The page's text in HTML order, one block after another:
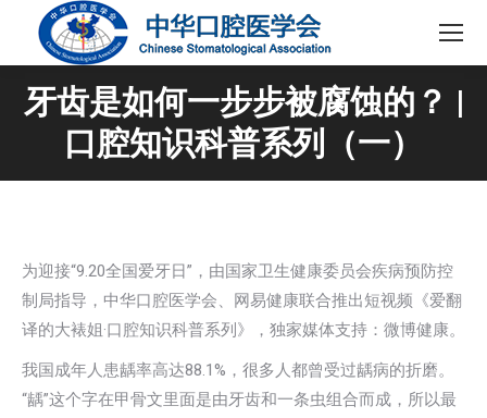
牙齿是如何一步步被腐蚀的？ |
口腔知识科普系列（一）
为迎接“9.20全国爱牙日”，由国家卫生健康委员会疾病预防控
制局指导，中华口腔医学会、网易健康联合推出短视频《爱翻
译的大裱姐·口腔知识科普系列》，独家媒体支持：微博健康。
我国成年人患龋率高达88.1%，很多人都曾受过龋病的折磨。
“龋”这个字在甲骨文里面是由牙齿和一条虫组合而成，所以最